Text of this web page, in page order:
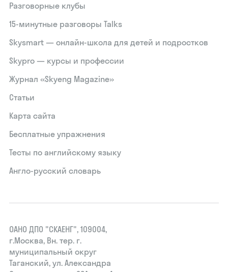
Разговорные клубы
15‑минутные разговоры Talks
Skysmart — онлайн-школа для детей и подростков
Skypro — курсы и профессии
Журнал «Skyeng Magazine»
Статьи
Карта сайта
Бесплатные упражнения
Тесты по английскому языку
Англо-русский словарь
ОАНО ДПО "СКАЕНГ", 109004,
г.Москва, Вн. тер. г.
муниципальный округ
Таганский, ул. Александра